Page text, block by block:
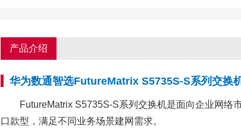
产品介绍
华为数通智选FutureMatrix S5735S-S系列交换
FutureMatrix S5735S-S系列交换机是面向企业网络
口款型，满足不同业务场景建网需求。